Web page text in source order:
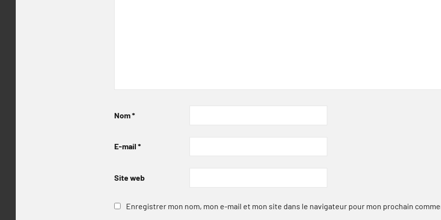
Nom*
E-mail *
Site web
Enregistrer mon nom, mon e-mail et mon site dans le navigateur pour mon prochain